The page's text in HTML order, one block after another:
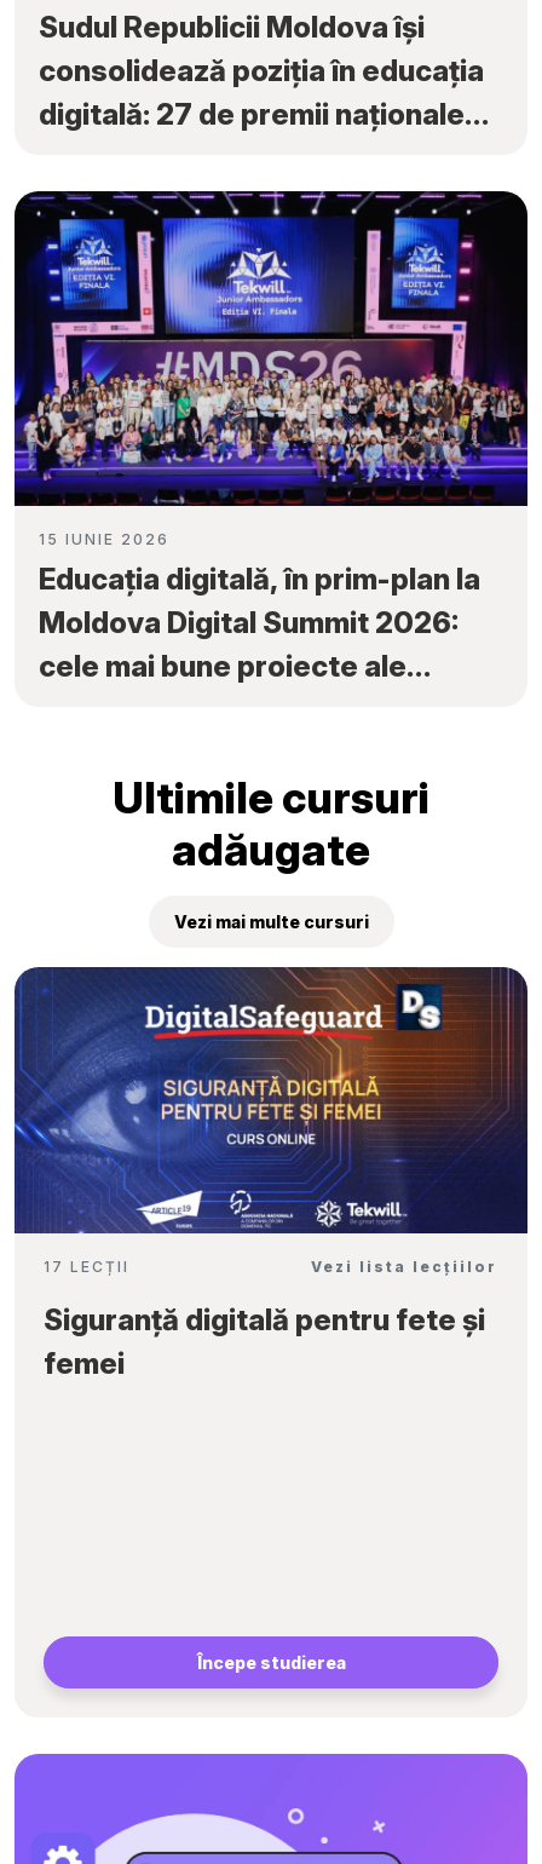
Sudul Republicii Moldova își
consolidează poziția în educația
digitală: 27 de premii naționale
Ambassadors”
15 IUNIE 2026
Educația digitală, în prim-plan la
Moldova Digital Summit 2026:
cele mai bune proiecte ale
Ultimile cursuri
adăugate
Vezi mai multe cursuri
17 LECȚII Vezi lista lecțiilor
Siguranță digitală pentru fete și
femei
Începe studierea